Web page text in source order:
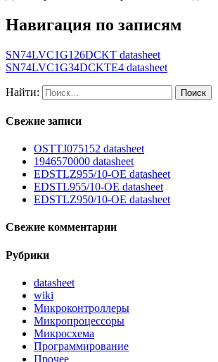
Навигация по записям
SN74LVC1G126DCKT datasheet
SN74LVC1G34DCKTE4 datasheet
Найти:
Свежие записи
OSTTJ075152 datasheet
1946570000 datasheet
EDSTLZ955/10-OE datasheet
EDSTL955/10-OE datasheet
EDSTLZ950/10-OE datasheet
Свежие комментарии
Рубрики
datasheet
wiki
Микроконтроллеры
Микропроцессоры
Микросхема
Программирование
Прочее